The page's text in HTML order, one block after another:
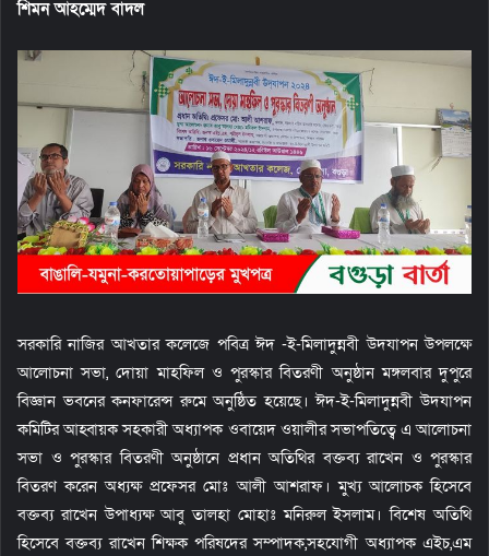
শিমন আহম্মেদ বাদল
সরকারি নাজির আখতার কলেজে পবিত্র ঈদ -ই-মিলাদুন্নবী উদযাপন উপলক্ষে
আলোচনা সভা, দোয়া মাহফিল ও পুরস্কার বিতরণী অনুষ্ঠান মঙ্গলবার দুপুরে
বিজ্ঞান ভবনের কনফারেন্স রুমে অনুষ্ঠিত হয়েছে। ঈদ-ই-মিলাদুন্নবী উদযাপন
কমিটির আহ্বায়ক সহকারী অধ্যাপক ওবায়েদ ওয়ালীর সভাপতিত্বে এ আলোচনা
সভা ও পুরস্কার বিতরণী অনুষ্ঠানে প্রধান অতিথির বক্তব্য রাখেন ও পুরস্কার
বিতরণ করেন অধ্যক্ষ প্রফেসর মোঃ আলী আশরাফ। মুখ্য আলোচক হিসেবে
বক্তব্য রাখেন উপাধ্যক্ষ আবু তালহা মোহাঃ মনিরুল ইসলাম। বিশেষ অতিথি
হিসেবে বক্তব্য রাখেন শিক্ষক পরিষদের সম্পাদক,সহযোগী অধ্যাপক এইচ,এম